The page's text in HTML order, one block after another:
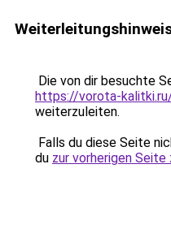
Die von dir besuchte
https://vorota-
weiterzuleiten.
Falls du diese Seite
du zur vorherigen Seite